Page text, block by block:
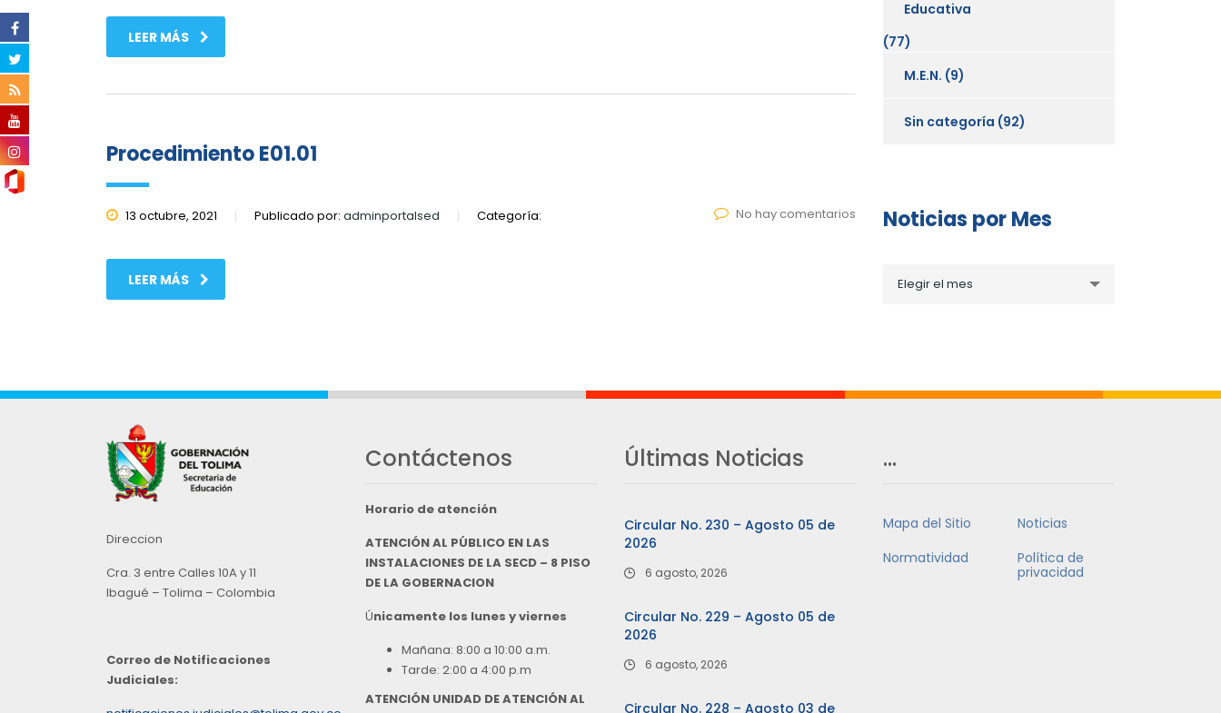
LEER MÁS
Procedimiento E01.01
13 octubre, 2021 Publicado por: adminportalsed Categoría: No hay comentarios
LEER MÁS
Educativa
(77)
M.E.N. (9)
Sin categoría (92)
Noticias por Mes
porElegir el mes
Direccion
Cra. 3 entre Calles 10A y 11
Ibagué – Tolima – Colombia
Correo de Notificaciones
Judiciales:
Contáctenos
Horario de atención
ATENCIÓN AL PÚBLICO EN LAS
INSTALACIONES DE LA SECD – 8 PISO
DE LA GOBERNACION
Únicamente los lunes y viernes
Mañana: 8:00 a 10:00 a.m.
Tarde: 2:00 a 4:00 p.m
ATENCIÓN UNIDAD DE ATENCIÓN AL
Últimas Noticias
Circular No. 230 – Agosto 05 de
2026
6 agosto, 2026
Circular No. 229 – Agosto 05 de
2026
6 agosto, 2026
Circular No. 228 – Agosto 03 de
…
Mapa del Sitio
Noticias
Normatividad
Política de
privacidad